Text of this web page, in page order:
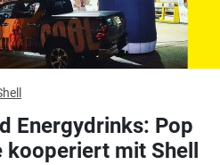
Energydrinks: Pop
kooperiert mit Shell